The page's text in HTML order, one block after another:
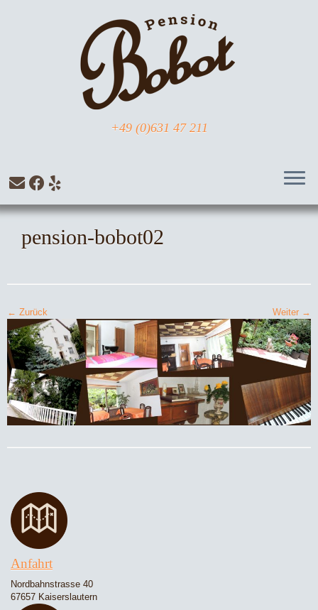
+49 (0)631 47 211
pension-bobot02
← Zurück Weiter →
Anfahrt
Nordbahnstrasse 40
67657 Kaiserslautern